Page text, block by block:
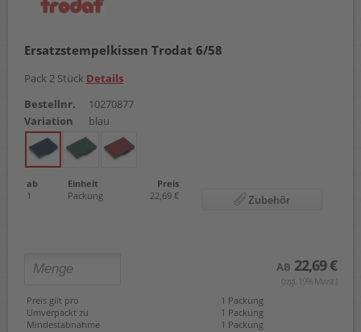
Ersatzstempelkissen Trodat 6/58
Pack 2 Stück Details
Bestellnr.
10270877
Variation
blau
ab Einheit
Preis
1
Packung 22,69 € Zubehör
AB 22,69 €
(zzgl. 19% Mwst.)
Preis gilt pro
1 Packung
Umverpackt zu
1 Packung
Mindestabnahme
1 Packung